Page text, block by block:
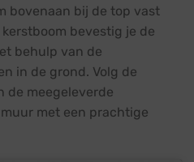
bovenaan bij de top vast
bevestig je de
behulp van de
in de grond. Volg de
de meegeleverde
met een prachtige